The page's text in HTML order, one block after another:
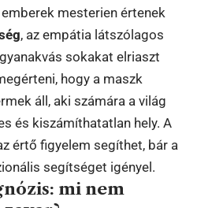
mesterien értenek
, az empátia látszólagos
sokakat elriaszt
hogy a maszk
áll, aki számára a világ
és kiszámíthatatlan hely. A
értő figyelem segíthet, bár a
segítséget igényel.
mi nem